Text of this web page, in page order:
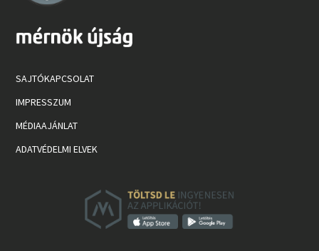
SAJTÓKAPCSOLAT
IMPRESSZUM
MÉDIAAJÁNLAT
ADATVÉDELMI ELVEK